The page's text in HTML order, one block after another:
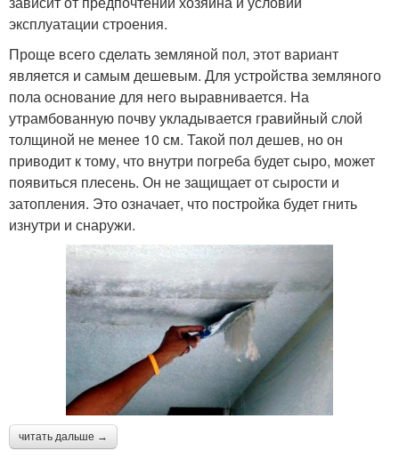
эксплуатации строения.
Проще всего сделать земляной пол, этот вариант
является и самым дешевым. Для устройства земляного
пола основание для него выравнивается. На
утрамбованную почву укладывается гравийный слой
толщиной не менее 10 см. Такой пол дешев, но он
приводит к тому, что внутри погреба будет сыро, может
появиться плесень. Он не защищает от сырости и
затопления. Это означает, что постройка будет гнить
изнутри и снаружи.
читать дальше →